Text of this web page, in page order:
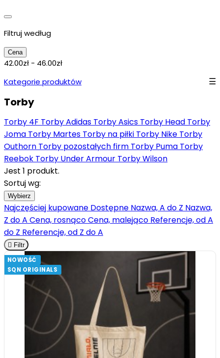
Filtruj według
Cena
42.00zł - 46.00zł
Kategorie produktów
Torby
Torby 4F Torby Adidas Torby Asics Torby Head Torby
Joma Torby Martes Torby na piłki Torby Nike Torby
Outhorn Torby pozostałych firm Torby Puma Torby
Reebok Torby Under Armour Torby Wilson
Jest 1 produkt.
Sortuj wg:
Wybierz
Najczęściej kupowane Dostępne Nazwa, A do Z Nazwa,
Z do A Cena, rosnącoCena, malejąco Referencje, od A
do Z Referencje, od Z do A
 Filtr
NOWOŚĆ
SQN ORIGINALS